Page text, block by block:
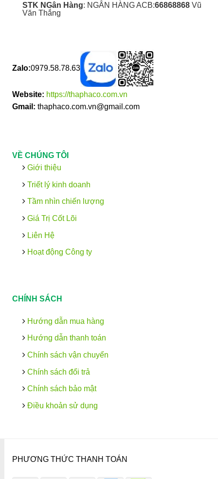
STK NGân Hàng: NGÂN HÀNG ACB:66868868Vũ
Văn Thắng
Zalo:0979.58.78.63
Website: https://thaphaco.com.vn
Gmail: thaphaco.com.vn@gmail.com
VỀ CHÚNG TÔI
Giới thiệu
Triết lý kinh doanh
Tầm nhìn chiến lượng
Giá Trị Cốt Lõi
Liên Hệ
Hoạt động Công ty
CHÍNH SÁCH
Hướng dẫn mua hàng
Hướng dẫn thanh toán
Chính sách vận chuyển
Chính sách đổi trả
Chính sách bảo mật
Điều khoản sử dụng
PHƯƠNG THỨC THANH TOÁN